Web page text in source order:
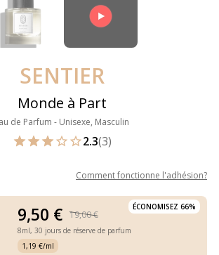
SENTIER
Monde à Part
de Parfum - Unisexe, Masculin
2.3(3)
Comment fonctionne l'adhésion?
ÉCONOMISEZ 66%
9,50 € 19,00 €
8ml, 30 jours de réserve de parfum
1,19 €/ml